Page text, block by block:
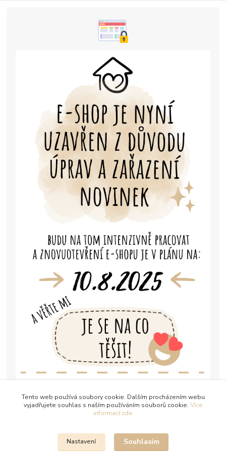
Tento web používá soubory cookie. Dalším procházením webu
vyjadřujete souhlas s naším používáním souborů cookie. Více
informací zde
Nastavení Souhlasím